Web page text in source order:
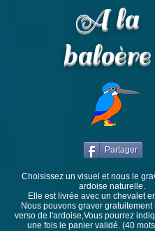
A la
baloère
Partager
Choisissez un visuel et nous le
ardoise naturelle.
Elle est livrée avec un chevalet
Nous pouvons graver gratuitement
verso de l'ardoise,Vous pourrez
une fois le panier validé. (40